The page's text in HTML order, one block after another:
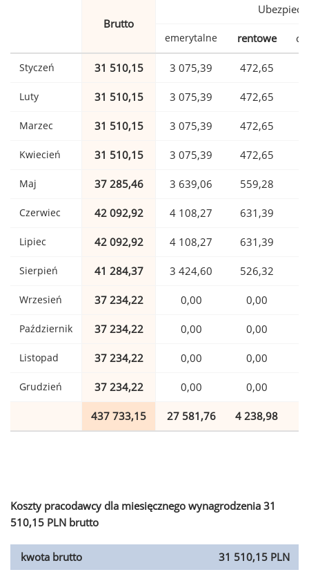
Brutto
emerytalne rentowe
Styczeń 31 510,15 3 075,39 472,65
Luty 31 510,15 3 075,39 472,65
Marzec 31 510,15 3 075,39 472,65
Kwiecień 31 510,15 3 075,39 472,65
Maj 37 285,46 3 639,06 559,28
Czerwiec 42 092,92 4 108,27 631,39
Lipiec 42 092,92 4 108,27 631,39
Sierpień 41 284,37 3 424,60 526,32
Wrzesień 37 234,22 0,00 0,00
Październik 37 234,22 0,00 0,00
Listopad 37 234,22 0,00 0,00
Grudzień 37 234,22 0,00 0,00
437 733,15 27 581,76 4 238,98
Koszty pracodawcy dla miesięcznego wynagrodzenia 31
510,15 PLN brutto
kwota brutto
31 510,15 PLN